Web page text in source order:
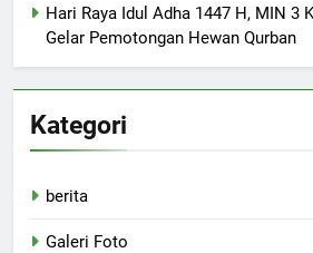
Hari Raya Idul Adha 1447 H, MIN 3
Gelar Pemotongan Hewan Qurban
Kategori
berita
Galeri Foto